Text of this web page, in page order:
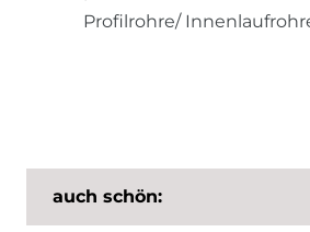
Profilrohre/
auch schön: